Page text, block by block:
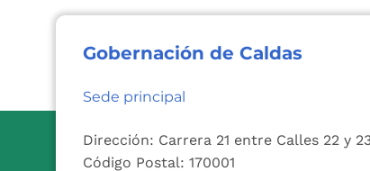
Gobernación de Caldas
Sede principal
Dirección: Carrera 21 entre Calles 22 y
Código Postal: 170001